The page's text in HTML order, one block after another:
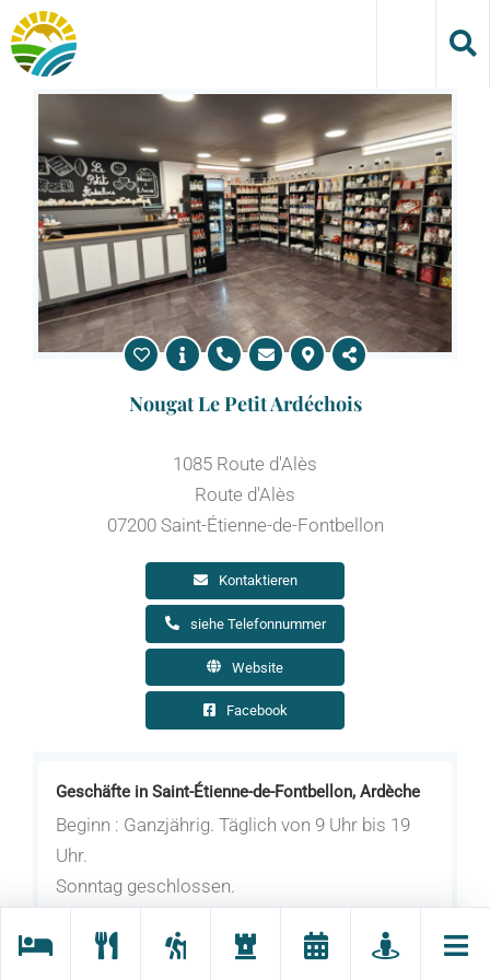
Skip
to
content
Geschäfte in Saint-Étienne-de-Fontbellon, Ardèche
Beginn : Ganzjährig. Täglich von 9 Uhr bis 19
Uhr.
Sonntag geschlossen.
Nougat Le Petit Ardéchois
1085 Route d'Alès
Route d'Alès
07200 Saint-Étienne-de-Fontbellon
Kontaktieren
siehe Telefonnummer
Website
Facebook